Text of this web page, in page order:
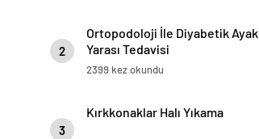
2
Ortopodoloji İle Diyabetik Ayak
Yarası Tedavisi
2399 kez okundu
3
Kırkkonaklar Halı Yıkama